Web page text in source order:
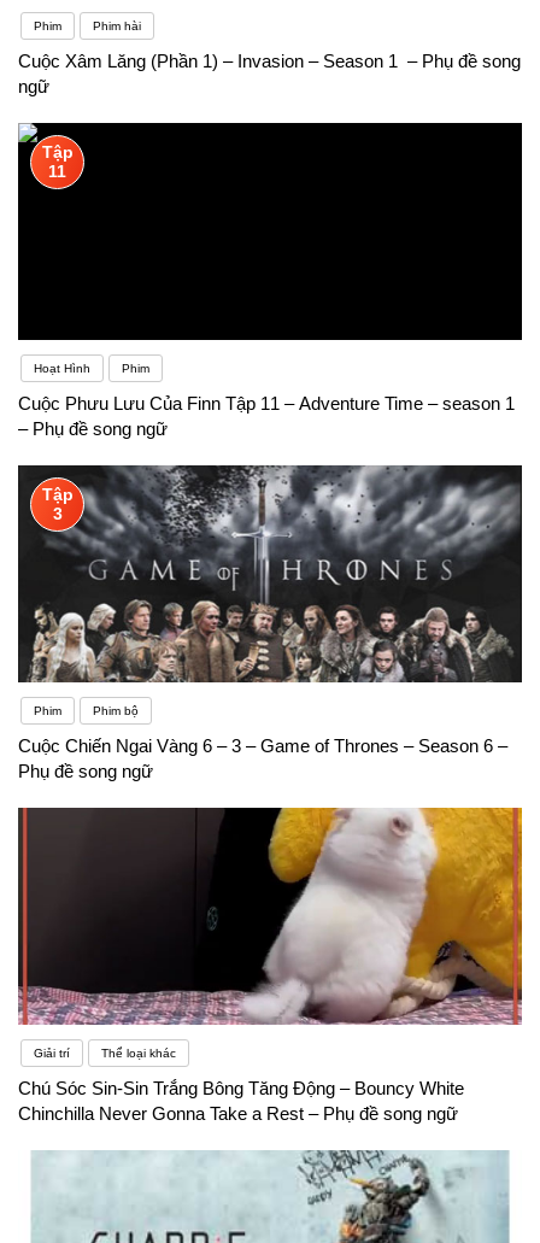
Phim Phim hài
Cuộc Xâm Lăng (Phần 1) – Invasion – Season 1 – Phụ đề song
ngữ
Tập
11
Hoạt Hình Phim
Cuộc Phưu Lưu Của Finn Tập 11 – Adventure Time – season 1
– Phụ đề song ngữ
Tập
3
Phim Phim bộ
Cuộc Chiến Ngai Vàng 6 – 3 – Game of Thrones – Season 6 –
Phụ đề song ngữ
Giải trí Thể loại khác
Chú Sóc Sin-Sin Trắng Bông Tăng Động – Bouncy White
Chinchilla Never Gonna Take a Rest – Phụ đề song ngữ